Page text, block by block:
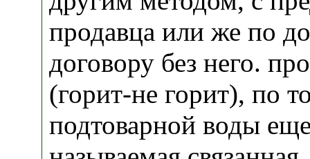
продавца или же по
договору без него.
(горит-не горит), по
подтоварной воды